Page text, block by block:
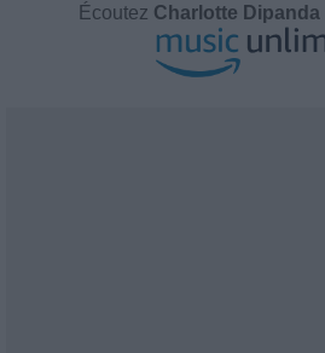
Écoutez Charlotte Dipanda